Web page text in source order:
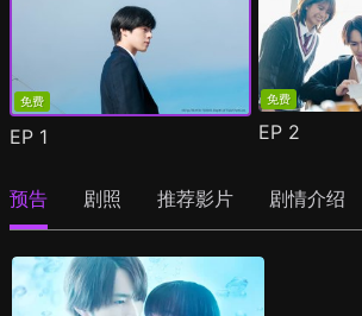
免费
EP 1
免费
EP 2
预告 剧照 推荐影片 剧情介绍